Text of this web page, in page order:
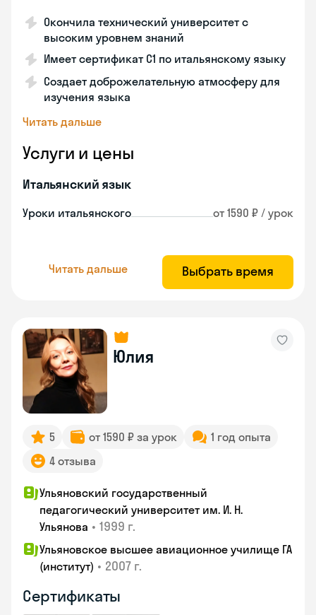
Окончила технический университет с
высоким уровнем знаний
Имеет сертификат C1 по итальянскому языку
Создает доброжелательную атмосферу для
изучения языка
Читать дальше
Услуги и цены
Итальянский язык
Уроки итальянского от 1590 ₽ / урок
Читать дальше Выбрать время
Юлия
5 от 1590 ₽ за урок
1 год опыта
4 отзыва
Ульяновский государственный
педагогический университет им. И. Н.
Ульянова • 1999 г.
Ульяновское высшее авиационное училище ГА
(институт) • 2007 г.
Сертификаты